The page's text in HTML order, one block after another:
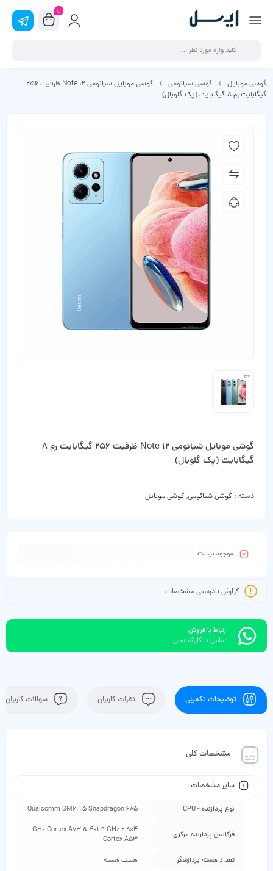
0
گوشی موبایل گوشی شیائومی
گوشی موبایل شیائومی Note 12 ظرفیت 256
گیگابایت رم 8 گیگابایت (پک گلوبال)
گوشی موبایل شیائومی Note 12 ظرفیت 256 گیگابایت رم 8
گیگابایت (پک گلوبال)
دسته : گوشی شیائومی,گوشی موبایل
موجود نیست
گزارش نادرستی مشخصات
ارتباط با فروش
تماس با کارشناسان
توضیحات تکمیلی نظرات کاربران سوالات کاربران
مشخصات کلی
سایر مشخصات
نوع پردازنده - CPU Qualcomm SM6225 Snapdragon 685
فرکانس پردازنده مرکزی
4×2.8 GHz Cortex-A73 & 4×1.9 GHz
Cortex-A53
تعداد هسته پردازشگر هشت هسته